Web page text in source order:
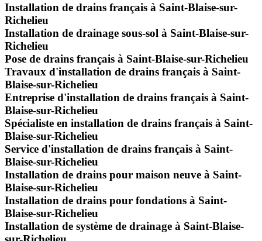
Installation de drains français à Saint-Blaise-sur-
Richelieu
Installation de drainage sous-sol à Saint-Blaise-sur-
Richelieu
Pose de drains français à Saint-Blaise-sur-Richelieu
Travaux d'installation de drains français à Saint-
Blaise-sur-Richelieu
Entreprise d'installation de drains français à Saint-
Blaise-sur-Richelieu
Spécialiste en installation de drains français à Saint-
Blaise-sur-Richelieu
Service d'installation de drains français à Saint-
Blaise-sur-Richelieu
Installation de drains pour maison neuve à Saint-
Blaise-sur-Richelieu
Installation de drains pour fondations à Saint-
Blaise-sur-Richelieu
Installation de système de drainage à Saint-Blaise-